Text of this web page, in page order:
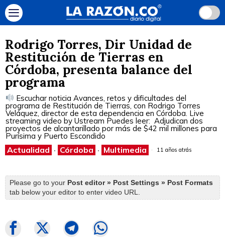
Rodrigo Torres, Dir Unidad de
Restitución de Tierras en
Córdoba, presenta balance del
programa
Escuchar noticia Avances, retos y dificultades del
programa de Restitución de Tierras, con Rodrigo Torres
Veláquez, director de esta dependencia en Córdoba. Live
streaming video by Ustream Puedes leer: Adjudican dos
proyectos de alcantarillado por más de $42 mil millones para
Purísima y Puerto Escondido
Actualidad · Córdoba · Multimedia 11 años atrás
Please go to your Post editor » Post Settings » Post Formats
tab below your editor to enter video URL.